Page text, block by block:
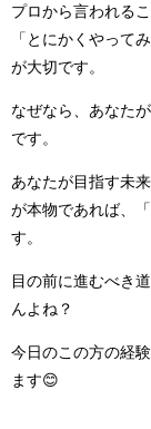
プロから言われる
「とにかくやって
が大切です。
なぜなら、あなた
です。
あなたが目指す未
が本物であれば、
す。
目の前に進むべき
んよね？
今日のこの方の経
ます😊